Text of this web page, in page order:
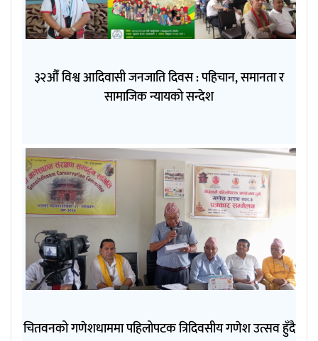
३२औँ विश्व आदिवासी जनजाति दिवस : पहिचान, समानता र
सामाजिक न्यायको सन्देश
चितवनको गणेशधाममा पहिलोपटक त्रिदिवसीय गणेश उत्सव हुँदै